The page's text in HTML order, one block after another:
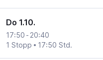
Do 1.10.
17:50 - 20:40
1 Stopp
17:50 Std.